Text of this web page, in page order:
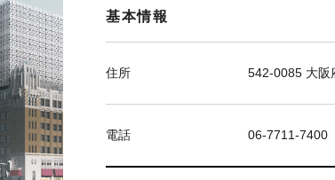
基本情報
住所 542-0085 大阪
電話 06-7711-7400